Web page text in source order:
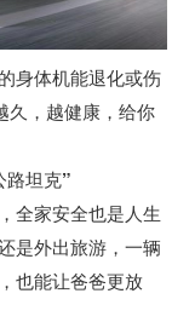
身体机能退化或伤
久，越健康，给你
路坦克”
全家安全也是人生
是外出旅游，一辆
也能让爸爸更放